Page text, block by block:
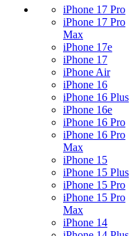
iPhone 17 Pro
iPhone 17 Pro
Max
iPhone 17e
iPhone 17
iPhone Air
iPhone 16
iPhone 16 Plus
iPhone 16e
iPhone 16 Pro
iPhone 16 Pro
Max
iPhone 15
iPhone 15 Plus
iPhone 15 Pro
iPhone 15 Pro
Max
iPhone 14